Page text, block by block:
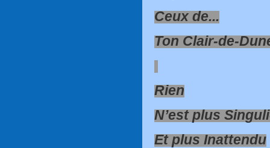
Ceux de...
Ton Clair-de-
Rien
N’est plus
Et plus Inattendu